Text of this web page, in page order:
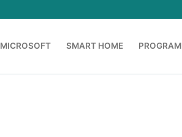
MICROSOFT SMART HOME